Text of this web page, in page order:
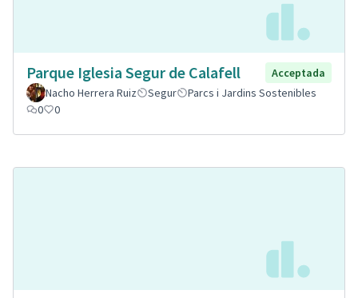
Parque Iglesia Segur de Calafell
Acceptada
Nacho Herrera Ruiz
Segur
Parcs i Jardins Sostenibles
0
0